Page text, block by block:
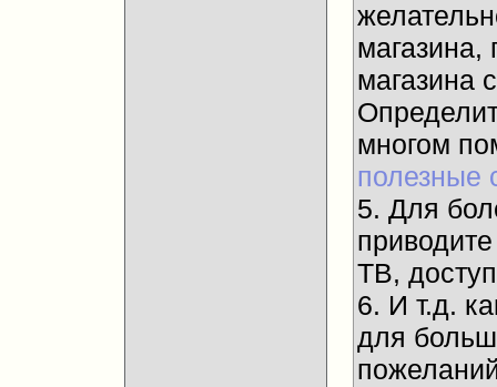
магазина,
магазина
многом
полезные
5. Для
ТВ,
6. И т.д.
для